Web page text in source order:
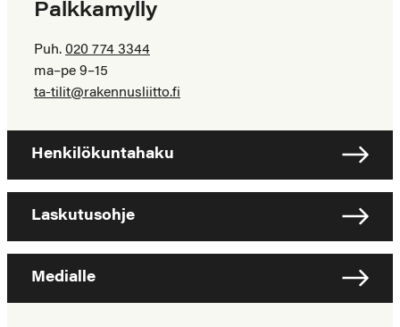
Palkkamylly
Puh. 020 774 3344
ma–pe 9–15
ta-tilit@rakennusliitto.fi
Henkilökuntahaku
Laskutusohje
Medialle